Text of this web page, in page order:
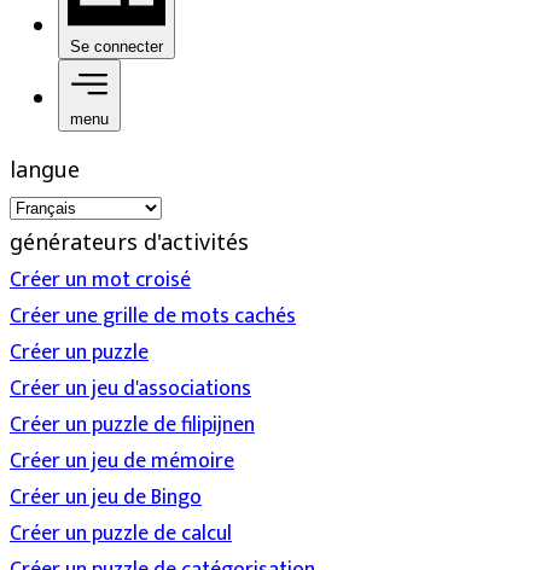
Se connecter
menu
langue
générateurs d'activités
Créer un mot croisé
Créer une grille de mots cachés
Créer un puzzle
Créer un jeu d'associations
Créer un puzzle de filipijnen
Créer un jeu de mémoire
Créer un jeu de Bingo
Créer un puzzle de calcul